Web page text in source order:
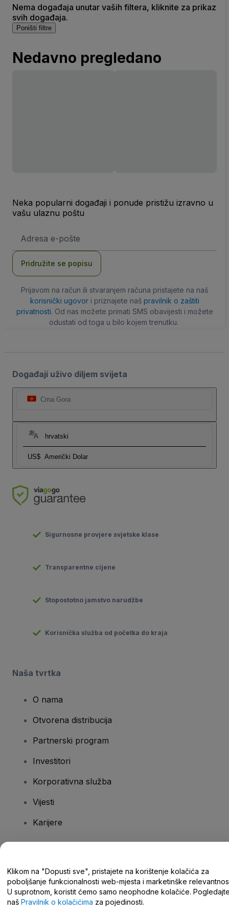
Nema događaja unutar vaših filtera, kliknite za prikaz
svih događaja.
Poništi filtre
Nedavno pregledano
Neka popularni događaji i ponude pristižu izravno u
vašu ulaznu poštu
mail
Pridružite se popisu
Prijavom na račun ili stvaranjem računa pristajete na naš
korisnički ugovori priznajete naš pravilnik o zaštiti
privatnosti. Od nas možete primati SMS obavijesti i možete
odustati od toga u bilo kojem trenutku.
Događaji uživo diljem svijeta
Crna Gora
hrvatski
US$ Američki Dolar
Sigurnosne provjere svjetske klase
Transparentne cijene
Stopostotno jamstvo narudžbe
Korisnička služba od početka do kraja
Naša tvrtka
O nama
Otvorena distribucija
Partnerski program
Investitori
Korporativna služba
Vijesti
Karijere
Centar za pomoć/kontaktirajte nas
Klikom na "Dopusti sve", pristajete na korištenje kolačića za
poboljšanje funkcionalnosti web-mjesta i marketinške
U suprotnom, koristit ćemo samo neophodne kolačiće.
naš Pravilnik o kolačićima za pojedinosti.